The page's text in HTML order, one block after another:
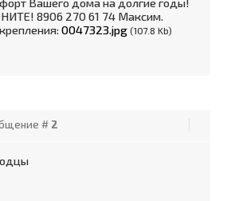
8906 270 61 74 Максим.
0047323.jpg (107.8 Kb)
# 2